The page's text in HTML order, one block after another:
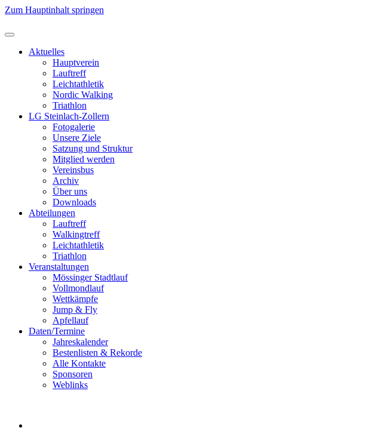
Zum Hauptinhalt springen
Aktuelles
Hauptverein
Lauftreff
Leichtathletik
Nordic Walking
Triathlon
LG Steinlach-Zollern
Fotogalerie
Unsere Ziele
Satzung und Struktur
Mitglied werden
Vereinsbus
Archiv
Über uns
Downloads
Abteilungen
Lauftreff
Walkingtreff
Leichtathletik
Triathlon
Veranstaltungen
Mössinger Stadtlauf
Vollmondlauf
Wettkämpfe
Jump & Fly
Apfellauf
Daten/Termine
Jahreskalender
Bestenlisten & Rekorde
Alle Kontakte
Sponsoren
Weblinks